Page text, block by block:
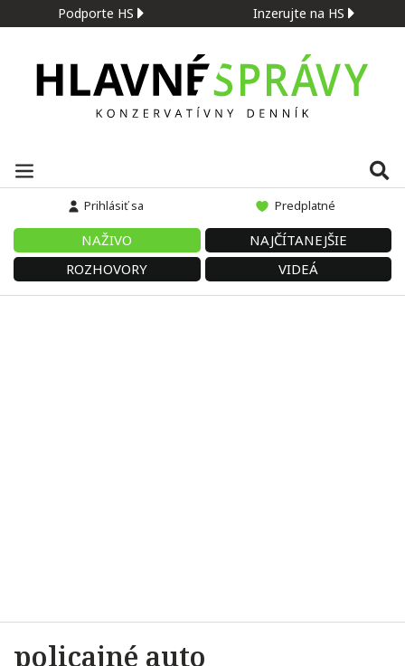
Podporte HS Inzerujte na HS
Prihlásiť sa Predplatné
NAŽIVO
NAJČÍTANEJŠIE
ROZHOVORY
VIDEÁ
policajné auto